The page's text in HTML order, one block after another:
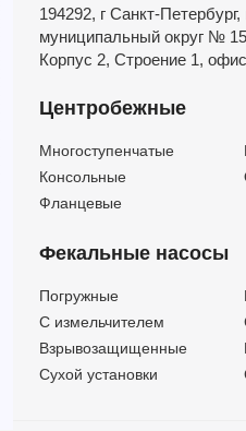
194292, г Санкт-Петербург,
муниципальный округ №
Корпус 2, Строение 1,
Центробежные
Многоступенчатые
Консольные
Фланцевые
Фекальные насосы
Погружные
C измельчителем
Взрывозащищенные
Сухой установки